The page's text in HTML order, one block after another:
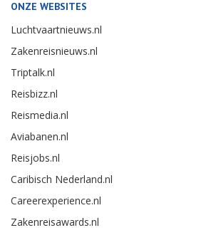
ONZE WEBSITES
Luchtvaartnieuws.nl
Zakenreisnieuws.nl
Triptalk.nl
Reisbizz.nl
Reismedia.nl
Aviabanen.nl
Reisjobs.nl
Caribisch Nederland.nl
Careerexperience.nl
Zakenreisawards.nl